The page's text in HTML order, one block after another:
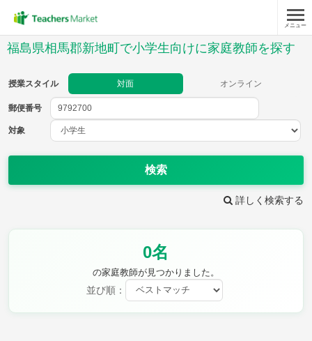
メニュー
福島県相馬郡新地町で小学生向けに家庭教師を探す
授業スタイル 対面 オンライン
郵便番号
対象
検索
詳しく検索する
0名
の家庭教師が見つかりました。
並び順：
郵便番号
教科
理科
保健・体育 図画工作 書写